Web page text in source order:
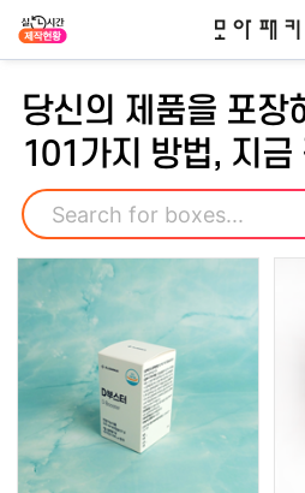
모
당신의 제품을 포장
101가지 방법, 지금